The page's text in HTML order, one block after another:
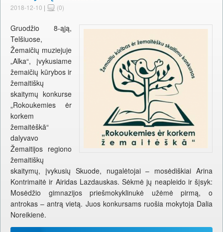
2018-12-10 | (0)
Gruodžio 8-ąją,
Telšiuose,
Žemaičių muziejuje
„Alka“, įvykusiame
žemaičių kūrybos ir
žemaitiškų
skaitymų konkurse
„Rokoukemies ėr
korkem
žemaitėškā“
dalyvavo
Žemaitijos regiono
žemaitiškų
skaitymų, įvykusių Skuode, nugalėtojai – mosėdiškiai Arina
Kontrimaitė ir Airidas Lazdauskas. Sėkmė jų neapleido ir šįsyk:
Mosėdžio gimnazijos priešmokyklinukė užėmė pirmą, o
antrokas – antrą vietą. Juos konkursams ruošia mokytoja Dalia
Noreikienė.